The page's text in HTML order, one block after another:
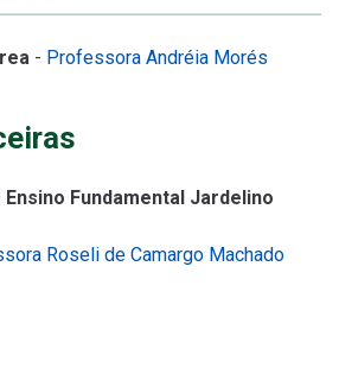
- Professora Andréia Morés
Fundamental Jardelino
Roseli de Camargo Machado